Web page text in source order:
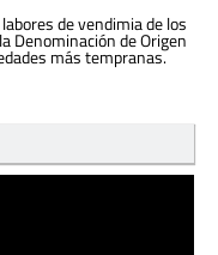
de vendimia de los
Denominación de Origen
más tempranas.